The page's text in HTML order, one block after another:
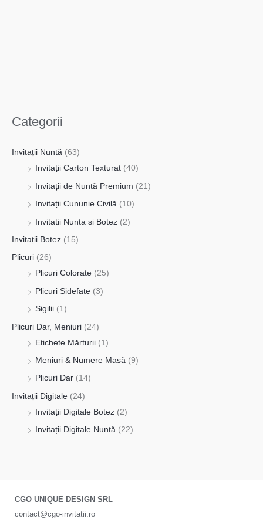
Categorii
Invitații Nuntă (63)
Invitații Carton Texturat (40)
Invitații de Nuntă Premium (21)
Invitații Cununie Civilă (10)
Invitatii Nunta si Botez (2)
Invitații Botez (15)
Plicuri (26)
Plicuri Colorate (25)
Plicuri Sidefate (3)
Sigilii (1)
Plicuri Dar, Meniuri (24)
Etichete Mărturii (1)
Meniuri & Numere Masă (9)
Plicuri Dar (14)
Invitații Digitale (24)
Invitații Digitale Botez (2)
Invitații Digitale Nuntă (22)
CGO UNIQUE DESIGN SRL
contact@cgo-invitatii.ro